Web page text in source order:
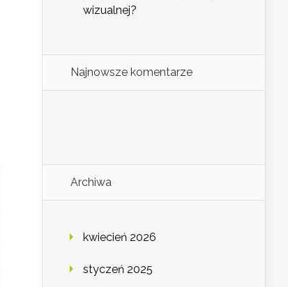
wizualnej?
Najnowsze komentarze
Archiwa
kwiecień 2026
styczeń 2025